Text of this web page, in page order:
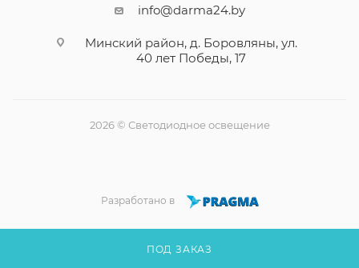
ПОД ЗАКАЗ
info@darma24.by
Минский район, д. Боровляны, ул.
40 лет Победы, 17
2026 © Светодиодное освещение
Разработано в